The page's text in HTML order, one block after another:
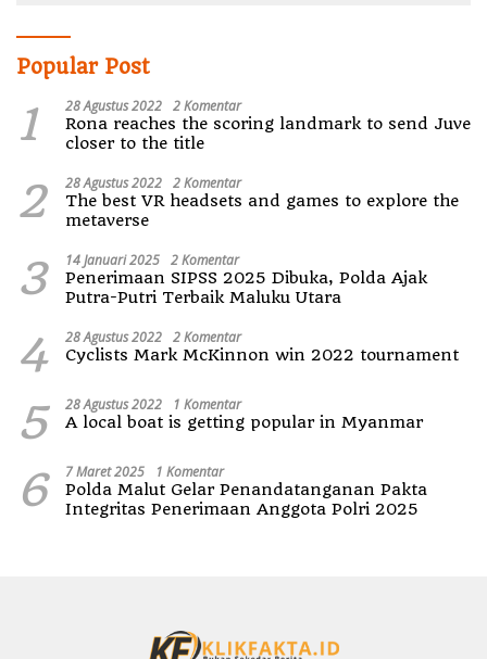
Popular Post
1 28 Agustus 2022 2 Komentar
Rona reaches the scoring landmark to send Juve
closer to the title
2 28 Agustus 2022 2 Komentar
The best VR headsets and games to explore the
metaverse
3 14 Januari 2025 2 Komentar
Penerimaan SIPSS 2025 Dibuka, Polda Ajak
Putra-Putri Terbaik Maluku Utara
4 28 Agustus 2022 2 Komentar
Cyclists Mark McKinnon win 2022 tournament
5 28 Agustus 2022 1 Komentar
A local boat is getting popular in Myanmar
6 7 Maret 2025 1 Komentar
Polda Malut Gelar Penandatanganan Pakta
Integritas Penerimaan Anggota Polri 2025